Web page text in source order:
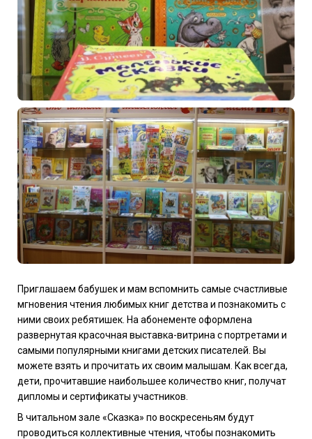
Приглашаем бабушек и мам вспомнить самые счастливые
мгновения чтения любимых книг детства и познакомить с
ними своих ребятишек. На абонементе оформлена
развернутая красочная выставка-витрина с портретами и
самыми популярными книгами детских писателей. Вы
можете взять и прочитать их своим малышам. Как всегда,
дети, прочитавшие наибольшее количество книг, получат
дипломы и сертификаты участников.
В читальном зале «Сказка» по воскресеньям будут
проводиться коллективные чтения, чтобы познакомить